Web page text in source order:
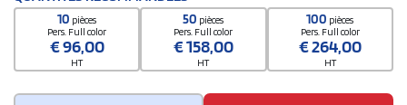
10 pièces
Pers. Full color
€96,00
HT
50 pièces
Pers. Full color
€158,00
HT
100 pièces
Pers. Full color
€264,00
HT